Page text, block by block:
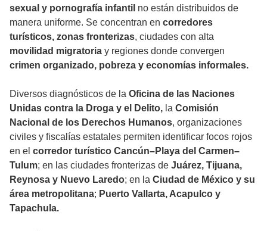
sexual y pornografía infantil no están distribuidos de
manera uniforme. Se concentran en corredores
turísticos, zonas fronterizas, ciudades con alta
movilidad migratoria y regiones donde convergen
crimen organizado, pobreza y economías informales.
Diversos diagnósticos de la Oficina de las Naciones
Unidas contra la Droga y el Delito, la Comisión
Nacional de los Derechos Humanos, organizaciones
civiles y fiscalías estatales permiten identificar focos rojos
en el corredor turístico Cancún–Playa del Carmen–
Tulum; en las ciudades fronterizas de Juárez, Tijuana,
Reynosa y Nuevo Laredo; en la Ciudad de México y su
área metropolitana; Puerto Vallarta, Acapulco y
Tapachula.